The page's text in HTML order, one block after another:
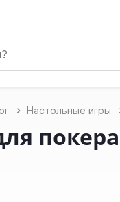
Настольные игры